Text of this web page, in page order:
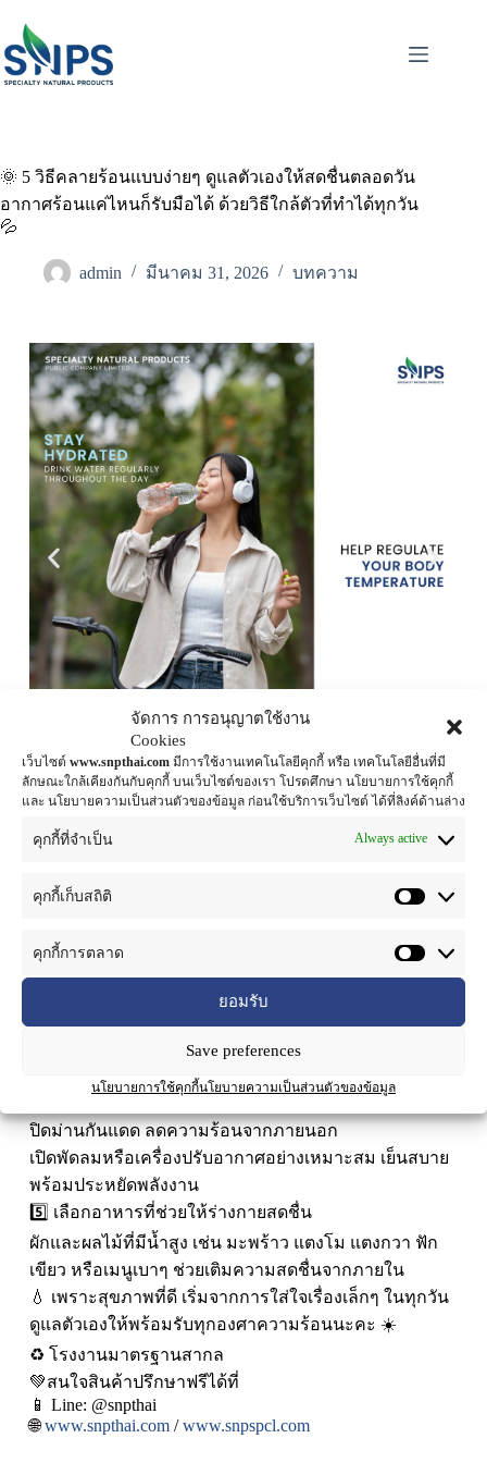
จัดการ การอนุญาตใช้งาน
Cookies
เว็บไซต์ www.snpthai.com มีการใช้งานเทคโนโลยีคุกกี้ หรือ เทคโนโลยีอื่นที่มี
ลักษณะใกล้เคียงกันกับคุกกี้ บนเว็บไซต์ของเรา โปรดศึกษา นโยบายการใช้คุกกี้
และ นโยบายความเป็นส่วนตัวของข้อมูล ก่อนใช้บริการเว็บไซต์ ได้ที่ลิงค์ด้านล่าง
คุกกี้ที่จำเป็น Always active
คุกกี้เก็บสถิติ
คุกกี้การตลาด
ยอมรับ
Save preferences
นโยบายการใช้คุกกี้นโยบายความเป็นส่วนตัวของข้อมูล
🌞 5 วิธีคลายร้อนแบบง่ายๆ ดูแลตัวเองให้สดชื่นตลอดวัน
อากาศร้อนแค่ไหนก็รับมือได้ ด้วยวิธีใกล้ตัวที่ทำได้ทุกวัน
💦
admin มีนาคม 31, 2026 บทความ
จิบน้ำสม่ำเสมอตลอดวัน ช่วยปรับอุณหภูมิร่างกาย และลด
2️⃣ อาบน้ำ และเลือกเสื้อผ้าที่ระบายอากาศได้ดี
ผิวรู้สึกสบาย ไม่อับชื้น
หากจำเป็น ควรพกร่ม หมวก หรือแว่นกันแดด เพื่อปกป้อง
4️⃣ จัดการอากาศในบ้านให้เย็นสบาย
ปิดม่านกันแดด ลดความร้อนจากภายนอก
เปิดพัดลมหรือเครื่องปรับอากาศอย่างเหมาะสม เย็นสบาย
พร้อมประหยัดพลังงาน
5️⃣ เลือกอาหารที่ช่วยให้ร่างกายสดชื่น
ผักและผลไม้ที่มีน้ำสูง เช่น มะพร้าว แตงโม แตงกวา ฟัก
เขียว หรือเมนูเบาๆ ช่วยเติมความสดชื่นจากภายใน
💧 เพราะสุขภาพที่ดี เริ่มจากการใส่ใจเรื่องเล็กๆ ในทุกวัน
ดูแลตัวเองให้พร้อมรับทุกองศาความร้อนนะคะ ☀️
♻️ โรงงานมาตรฐานสากล
💚สนใจสินค้าปรึกษาฟรีได้ที่
📱 Line: @snpthai
🌐www.snpthai.com/www.snpspcl.com